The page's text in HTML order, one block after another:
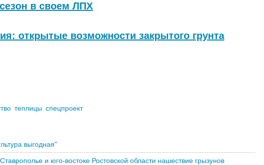
в своем ЛПХ
открытые возможности закрытого грунта
теплицы спецпроект
выгодная"
и юго-востоке Ростовской области нашествие грызунов